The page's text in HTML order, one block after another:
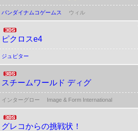
バンダイナムコゲームス ウィル
ピクロスe4
ジュピター
スチームワールド ディグ
インターグロー Image & Form International
グレコからの挑戦状！